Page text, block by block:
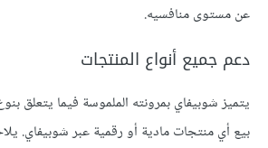
عن مستوى منافسيه.
دعم جميع أنواع المنتجات
يتميز شوبيفاي بمرونته الملموسة فيما يتعلق
بيع أي منتجات مادية أو رقمية عبر شوبيفاي.